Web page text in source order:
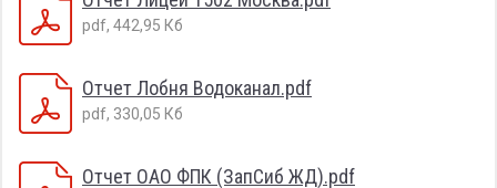
pdf, 442,95 Кб
Отчет Лобня Водоканал.pdf
pdf, 330,05 Кб
Отчет ОАО ФПК (ЗапСиб ЖД).pdf